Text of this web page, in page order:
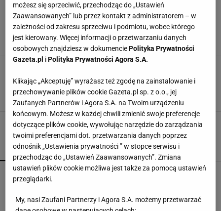
Pamiętacie Grycanki? Marta Grycan z córkami
zniknęły z mediów tak szybko, jak się pojawiły.
Dostały konkretne ultimatum
Grażyna Rompel, 5 PAŹDZIERNIKA 2021, 20:15
Grycanki chciały być polskimi Kardashiankami.
Kilka lat temu zniknęły z show-biznesu.
Pamiętacie je?
Robert Głowacki , 15 MAJA 2021, 20:40
POPULARNE NAJNOWSZE
Lewandowska w ogniu krytyki za wakacje bez
możesz się sprzeciwić, przechodząc do „Ustawień
Zaawansowanych” lub przez kontakt z administratorem – w
zależności od zakresu sprzeciwu i podmiotu, wobec którego
jest kierowany. Więcej informacji o przetwarzaniu danych
osobowych znajdziesz w dokumenciePolityka Prywatności
Gazeta.pl iPolityka Prywatności Agora S.A.
Klikając „Akceptuję” wyrażasz też zgodę na zainstalowanie i
przechowywanie plików cookie Gazeta.pl sp. z o.o., jej
Zaufanych Partnerów i Agora S.A. na Twoim urządzeniu
końcowym. Możesz w każdej chwili zmienić swoje preferencje
dotyczące plików cookie, wywołując narzędzie do zarządzania
twoimi preferencjami dot. przetwarzania danych poprzez
odnośnik „Ustawienia prywatności ” w stopce serwisu i
przechodząc do „Ustawień Zaawansowanych”. Zmiana
ustawień plików cookie możliwa jest także za pomocą ustawień
przeglądarki.
My, nasi Zaufani Partnerzy i Agora S.A. możemy przetwarzać